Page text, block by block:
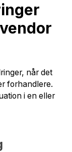
når det
forhandlere.
i en eller